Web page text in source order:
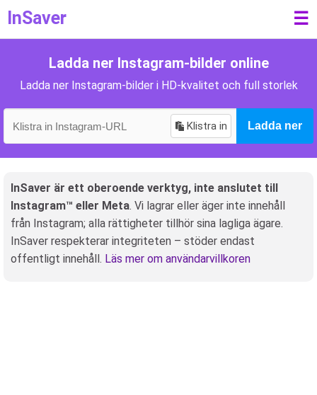
InSaver ☰
Ladda ner Instagram-bilder online
Ladda ner Instagram-bilder i HD-kvalitet och full storlek
Klistra in Ladda ner
InSaver är ett oberoende verktyg, inte anslutet till
Instagram™ eller Meta. Vi lagrar eller äger inte innehåll
från Instagram; alla rättigheter tillhör sina lagliga ägare.
InSaver respekterar integriteten – stöder endast
offentligt innehåll. Läs mer om användarvillkoren